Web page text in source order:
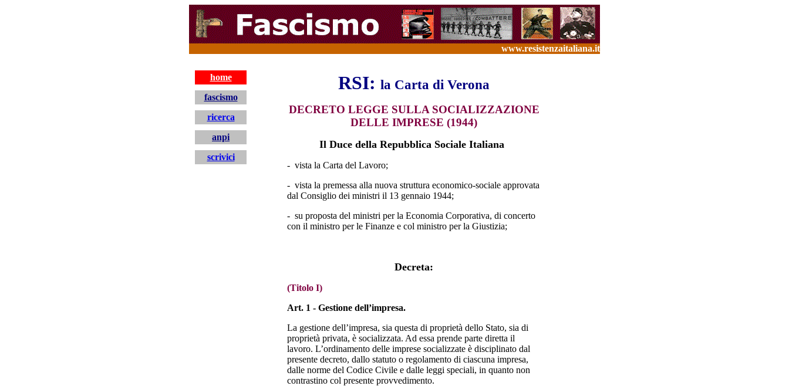
www.resistenzaitaliana.it
home
RSI: la Carta di Verona
DECRETO LEGGE SULLA SOCIALIZZAZIONE
DELLE IMPRESE (1944)
Il Duce della Repubblica Sociale Italiana
- vista la Carta del Lavoro;
- vista la premessa alla nuova struttura economico-sociale approvata
dal Consiglio dei ministri il 13 gennaio 1944;
- su proposta del ministri per la Economia Corporativa, di concerto
con il ministro per le Finanze e col ministro per la Giustizia;
Decreta:
(Titolo I)
Art. 1 - Gestione dell’impresa.
La gestione dell’impresa, sia questa di proprietà dello Stato, sia di
proprietà privata, è socializzata. Ad essa prende parte diretta il
lavoro. L’ordinamento delle imprese socializzate è disciplinato dal
presente decreto, dallo statuto o regolamento di ciascuna impresa,
dalle norme del Codice Civile e dalle leggi speciali, in quanto non
contrastino col presente provvedimento.
fascismo
ricerca
anpi
scrivici